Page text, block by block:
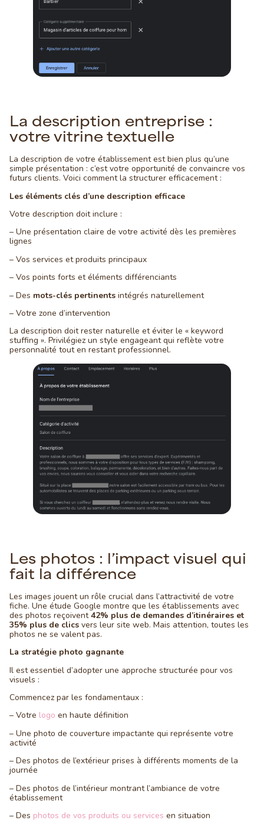
La description entreprise :
votre vitrine textuelle
La description de votre établissement est bien plus qu’une
simple présentation : c’est votre opportunité de convaincre vos
futurs clients. Voici comment la structurer efficacement :
Les éléments clés d’une description efficace
Votre description doit inclure :
– Une présentation claire de votre activité dès les premières
lignes
– Vos services et produits principaux
– Vos points forts et éléments différenciants
– Des mots-clés pertinents intégrés naturellement
– Votre zone d’intervention
La description doit rester naturelle et éviter le « keyword
stuffing ». Privilégiez un style engageant qui reflète votre
personnalité tout en restant professionnel.
Les photos : l’impact visuel qui
fait la différence
Les images jouent un rôle crucial dans l’attractivité de votre
fiche. Une étude Google montre que les établissements avec
des photos reçoivent42% plus de demandes d’itinéraires et
35% plus de clics vers leur site web. Mais attention, toutes les
photos ne se valent pas.
La stratégie photo gagnante
Il est essentiel d’adopter une approche structurée pour vos
visuels :
Commencez par les fondamentaux :
– Votre logo en haute définition
– Une photo de couverture impactante qui représente votre
activité
– Des photos de l’extérieur prises à différents moments de la
journée
– Des photos de l’intérieur montrant l’ambiance de votre
établissement
– Des photos de vos produits ou services en situation